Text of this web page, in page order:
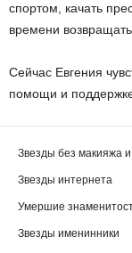
спортом, качать
времени
Сейчас Евгения
помощи и
Звезды без макияжа
Звезды интернета
Умершие
Звезды именинники